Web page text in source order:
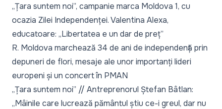
„Țara suntem noi”, campanie marca Moldova 1, cu
ocazia Zilei Independenței. Valentina Alexa,
educatoare: „Libertatea e un dar de preț”
R. Moldova marchează 34 de ani de independență prin
depuneri de flori, mesaje ale unor importanți lideri
europeni și un concert în PMAN
„Țara suntem noi” // Antreprenorul Ștefan Bâtlan:
„Mâinile care lucrează pământul știu ce-i greul, dar nu